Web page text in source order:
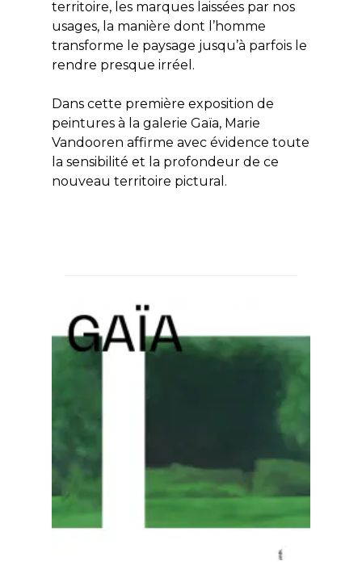
territoire, les marques laissées par nos
usages, la manière dont l’homme
transforme le paysage jusqu’à parfois le
rendre presque irréel.
Dans cette première exposition de
peintures à la galerie Gaïa, Marie
Vandooren affirme avec évidence toute
la sensibilité et la profondeur de ce
nouveau territoire pictural.